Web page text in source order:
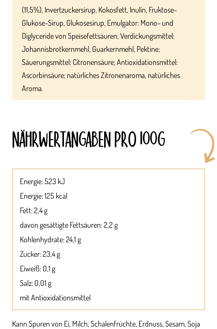
(11,5%), Invertzuckersirup, Kokosfett, Inulin, Fruktose-
Glukose-Sirup, Glukosesirup, Emulgator: Mono- und
Diglyceride von Speisefettsäuren; Verdickungsmittel:
Johannisbrotkernmehl, Guarkernmehl, Pektine;
Säuerungsmittel: Citronensäure; Antioxidationsmittel:
Ascorbinsäure; natürliches Zitronenaroma, natürliches
Aroma.
NÄHRWERT­ANGABEN PRO 100G
Energie: 523 kJ
Energie: 125 kcal
Fett: 2,4 g
davon gesättigte Fettsäuren: 2,2 g
Kohlenhydrate: 24,1 g
Zucker: 23,4 g
Eiweiß: 0,1 g
Salz: 0,01 g
mit Antioxidationsmittel
Kann Spuren von Ei, Milch, Schalenfrüchte, Erdnuss, Sesam, Soja